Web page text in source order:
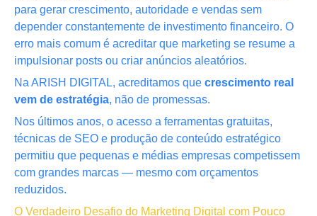
para gerar crescimento, autoridade e vendas sem
depender constantemente de investimento financeiro. O
erro mais comum é acreditar que marketing se resume a
impulsionar posts ou criar anúncios aleatórios.
Na ARISH DIGITAL, acreditamos que crescimento real
vem de estratégia, não de promessas.
Nos últimos anos, o acesso a ferramentas gratuitas,
técnicas de SEO e produção de conteúdo estratégico
permitiu que pequenas e médias empresas competissem
com grandes marcas — mesmo com orçamentos
reduzidos.
O Verdadeiro Desafio do Marketing Digital com Pouco